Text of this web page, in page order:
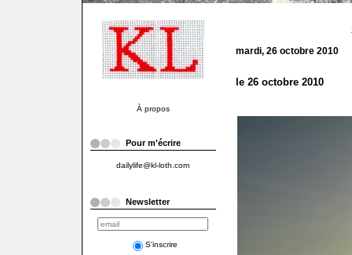
À propos
Pour m'écrire
dailylife@kl-loth.com
Newsletter
S'inscrire
mardi, 26 octobre 2010
le 26 octobre 2010